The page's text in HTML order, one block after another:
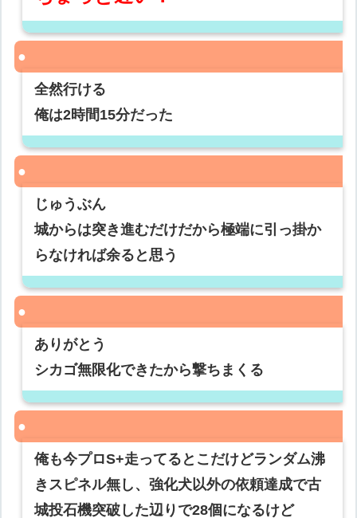
全然行ける
俺は2時間15分だった
じゅうぶん
城からは突き進むだけだから極端に引っ掛か
らなければ余ると思う
ありがとう
シカゴ無限化できたから撃ちまくる
俺も今プロS+走ってるとこだけどランダム沸
きスピネル無し、強化犬以外の依頼達成で古
城投石機突破した辺りで28個になるけど